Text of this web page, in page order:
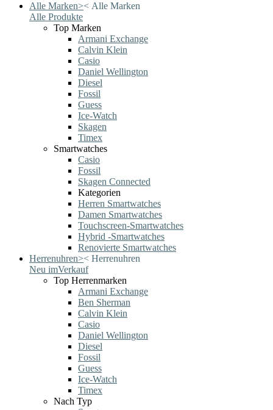
Alle Marken>< Alle Marken
Alle Produkte
Top Marken
Armani Exchange
Calvin Klein
Casio
Daniel Wellington
Diesel
Fossil
Guess
Ice-Watch
Skagen
Timex
Smartwatches
Casio
Fossil
Skagen Connected
Kategorien
Herren Smartwatches
Damen Smartwatches
Touchscreen-Smartwatches
Hybrid -Smartwatches
Renovierte Smartwatches
Herrenuhren>< Herrenuhren
Neu imVerkauf
Top Herrenmarken
Armani Exchange
Ben Sherman
Calvin Klein
Casio
Daniel Wellington
Diesel
Fossil
Guess
Ice-Watch
Timex
Nach Typ